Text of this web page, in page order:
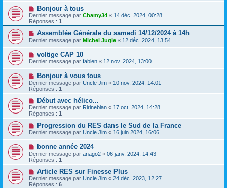
Bonjour à tous
Dernier message par Chamy34 « 14 déc. 2024, 00:28
Réponses : 1
Assemblée Générale du samedi 14/12/2024 à 14h
Dernier message par Michel Jugie « 12 déc. 2024, 13:54
voltige CAP 10
Dernier message par fabien « 12 nov. 2024, 13:00
Bonjour à vous tous
Dernier message par Uncle Jim « 10 nov. 2024, 14:01
Réponses : 1
Début avec hélico...
Dernier message par Ririnebian « 17 oct. 2024, 14:28
Réponses : 1
Progression du RES dans le Sud de la France
Dernier message par Uncle Jim « 16 juin 2024, 16:06
bonne année 2024
Dernier message par anago2 « 06 janv. 2024, 14:43
Réponses : 1
Article RES sur Finesse Plus
Dernier message par Uncle Jim « 24 déc. 2023, 12:27
Réponses : 6